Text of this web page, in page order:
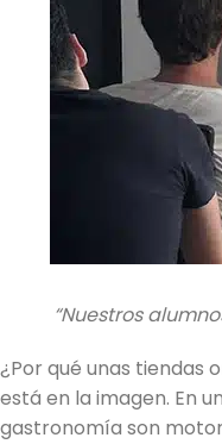
“Nuestros
¿Por qué unas tiendas
está en la imagen. En
gastronomía son